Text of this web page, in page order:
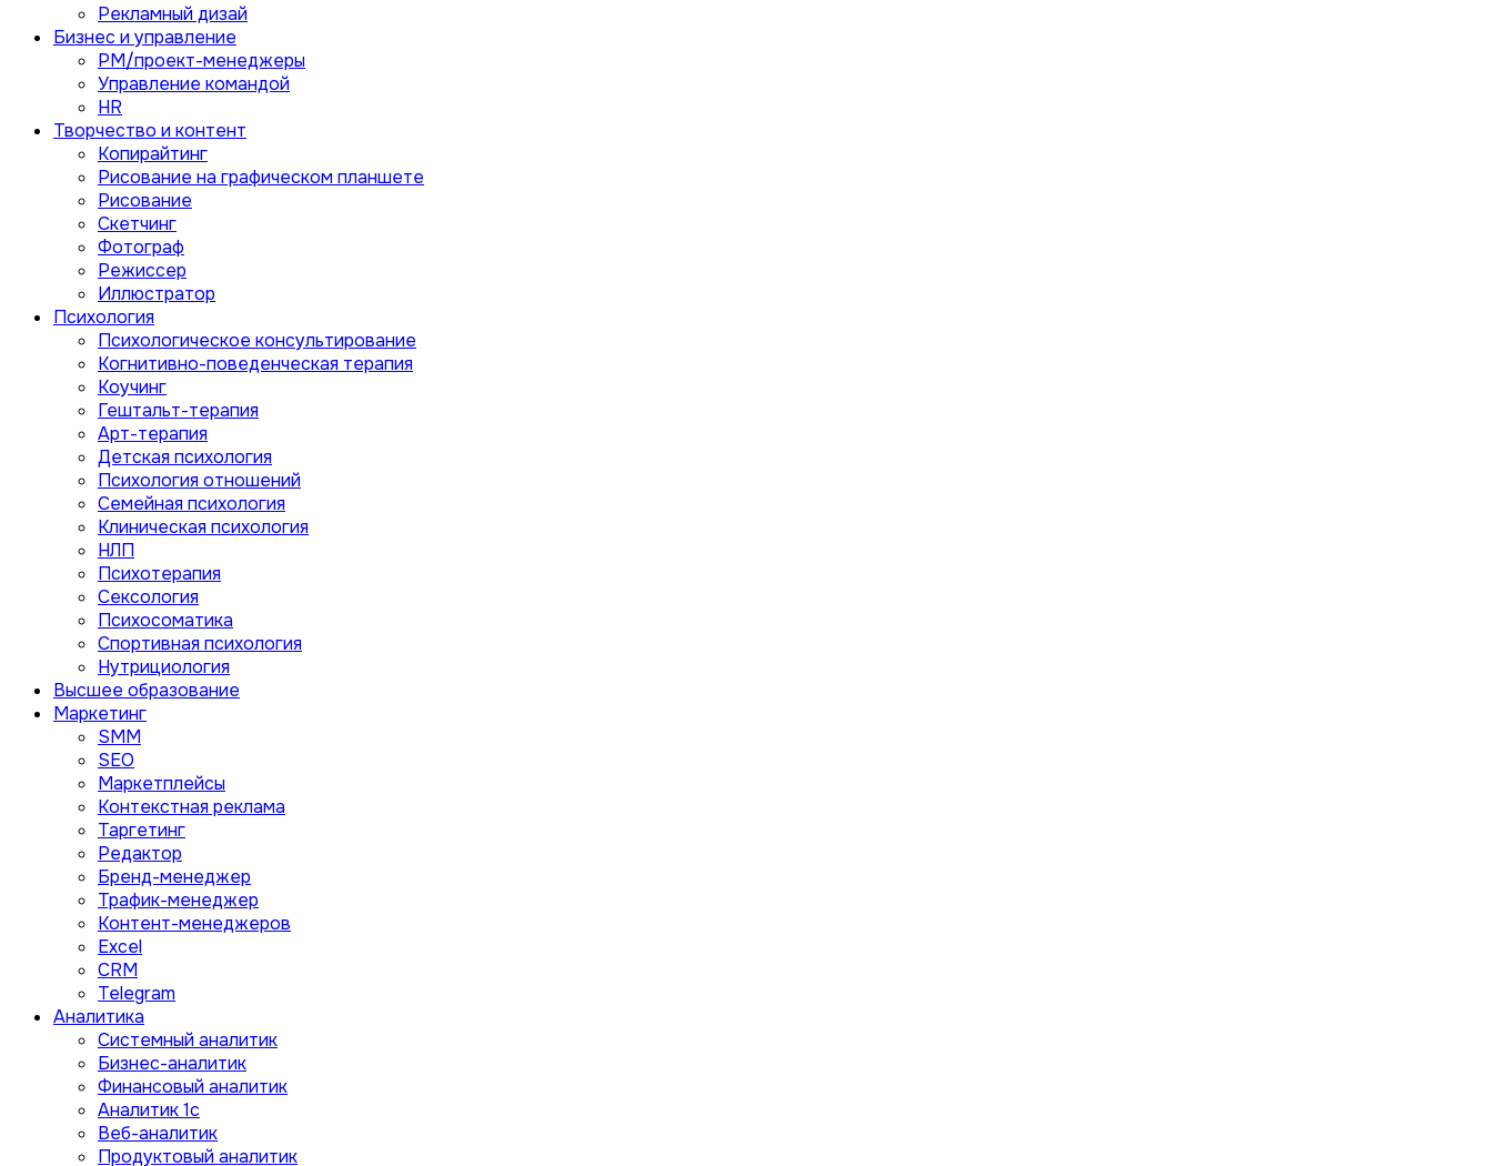
Рекламный дизай
Бизнес и управление
PM/проект-менеджеры
Управление командой
HR
Творчество и контент
Копирайтинг
Рисование на графическом планшете
Рисование
Скетчинг
Фотограф
Режиссер
Иллюстратор
Психология
Психологическое консультирование
Когнитивно-поведенческая терапия
Коучинг
Гештальт-терапия
Арт-терапия
Детская психология
Психология отношений
Семейная психология
Клиническая психология
НЛП
Психотерапия
Сексология
Психосоматика
Спортивная психология
Нутрициология
Высшее образование
Маркетинг
SMM
SEO
Маркетплейсы
Контекстная реклама
Таргетинг
Редактор
Бренд-менеджер
Трафик-менеджер
Контент-менеджеров
Excel
CRM
Telegram
Аналитика
Системный аналитик
Бизнес-аналитик
Финансовый аналитик
Aналитик 1с
Веб-аналитик
Продуктовый аналитик